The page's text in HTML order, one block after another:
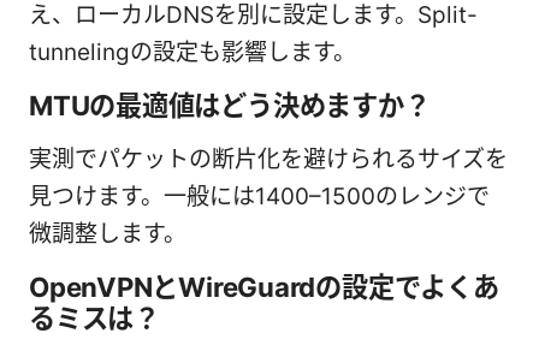
え、ローカルDNSを別に設定します。Split-
tunnelingの設定も影響します。
MTUの最適値はどう決めますか？
実測でパケットの断片化を避けられるサイズを
見つけます。一般には1400–1500のレンジで
微調整します。
OpenVPNとWireGuardの設定でよくあ
るミスは？